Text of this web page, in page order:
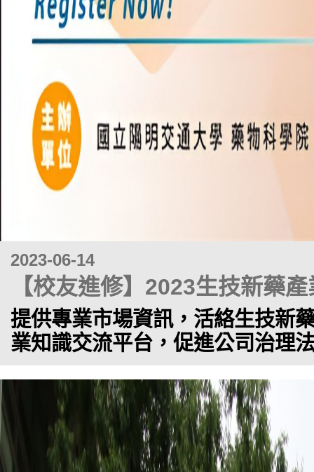
2023-06-14
【校友進修】2023生技新藥
提供專業市場資訊，活絡生技新
業知識交流平台，促進公司治